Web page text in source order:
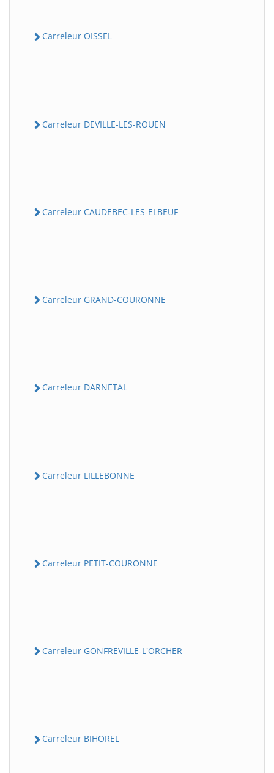
Carreleur OISSEL
Carreleur DEVILLE-LES-ROUEN
Carreleur CAUDEBEC-LES-ELBEUF
Carreleur GRAND-COURONNE
Carreleur DARNETAL
Carreleur LILLEBONNE
Carreleur PETIT-COURONNE
Carreleur GONFREVILLE-L'ORCHER
Carreleur BIHOREL